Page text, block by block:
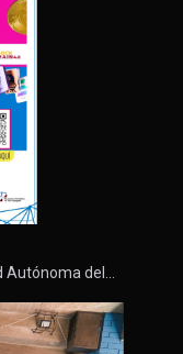
Autónoma del…